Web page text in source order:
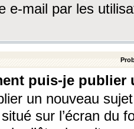
e-mail par les
puis-je
un nouveau
sur l’écran du